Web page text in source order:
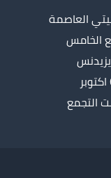
العاصمة
الخامس
التجمع